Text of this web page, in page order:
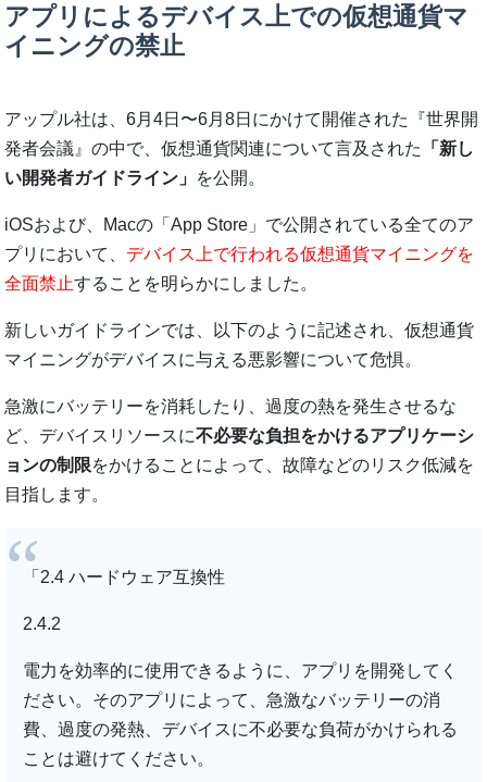
アプリによるデバイス上での仮想通貨マ
イニングの禁止
アップル社は、6月4日〜6月8日にかけて開催された『世界開
発者会議』の中で、仮想通貨関連について言及された
「新し
い開発者ガイドライン」 を公開。
iOSおよび、Macの「App Store」で公開されている全てのア
プリにおいて、 デバイス上で行われる仮想通貨マイニングを
全面禁止することを明らかにしました。
新しいガイドラインでは、以下のように記述され、仮想通貨
マイニングがデバイスに与える悪影響について危惧。
急激にバッテリーを消耗したり、過度の熱を発生させるな
ど、デバイスリソースに不必要な負担をかけるアプリケーシ
ョンの制限をかけることによって、故障などのリスク低減を
目指します。
「2.4 ハードウェア互換性
2.4.2
電力を効率的に使用できるように、アプリを開発してく
ださい。そのアプリによって、急激なバッテリーの消
費、過度の発熱、デバイスに不必要な負荷がかけられる
ことは避けてください。